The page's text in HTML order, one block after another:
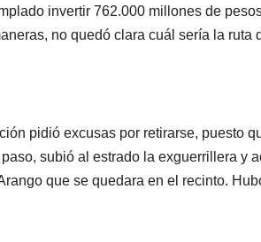
invertir 762.000 millones de
no quedó clara cuál sería la ruta
pidió excusas por retirarse, puesto
subió al estrado la exguerrillera y
que se quedara en el recinto.